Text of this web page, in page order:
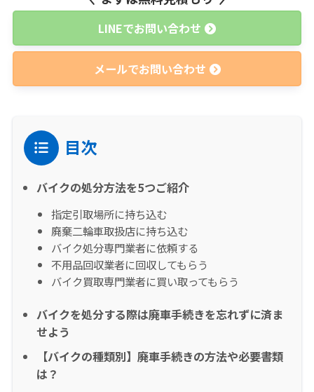
LINEでお問い合わせ
メールでお問い合わせ
目次
バイクの処分方法を5つご紹介
指定引取場所に持ち込む
廃棄二輪車取扱店に持ち込む
バイク処分専門業者に依頼する
不用品回収業者に回収してもらう
バイク買取専門業者に買い取ってもらう
バイクを処分する際は廃車手続きを忘れずに済ま
せよう
【バイクの種類別】廃車手続きの方法や必要書類
は？